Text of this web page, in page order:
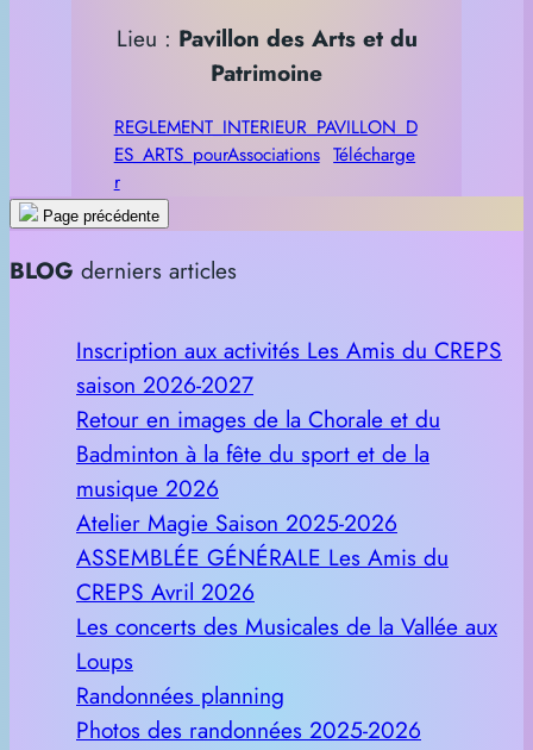
Lieu : Pavillon des Arts et du
Patrimoine
REGLEMENT_INTERIEUR_PAVILLON_D
ES_ARTS_pourAssociations Télécharge
r
Page précédente
BLOG derniers articles
Inscription aux activités Les Amis du CREPS
saison 2026-2027
Retour en images de la Chorale et du
Badminton à la fête du sport et de la
musique 2026
Atelier Magie Saison 2025-2026
ASSEMBLÉE GÉNÉRALE Les Amis du
CREPS Avril 2026
Les concerts des Musicales de la Vallée aux
Loups
Randonnées planning
Photos des randonnées 2025-2026